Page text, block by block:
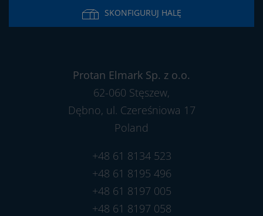
SKONFIGURUJ HALĘ
Protan Elmark Sp. z o.o.
62-060 Stęszew,
Dębno, ul. Czereśniowa 17
Poland
+48 61 8134 523
+48 61 8195 496
+48 61 8197 005
+48 61 8197 058